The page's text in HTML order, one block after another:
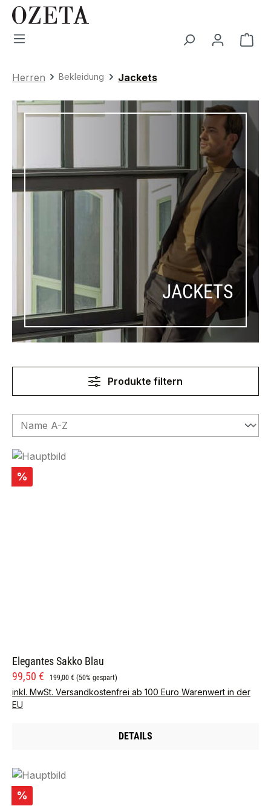
Zum Hauptinhalt springen
Herren Bekleidung Jackets
JACKETS
Produkte filtern
Rabatt
%
Elegantes Sakko Blau
Verkaufspreis:
99,50 € Regulärer Preis:
199,00 € (50% gespart)
inkl. MwSt. Versandkostenfrei ab 100 Euro Warenwert in der
EU
DETAILS
Rabatt
%